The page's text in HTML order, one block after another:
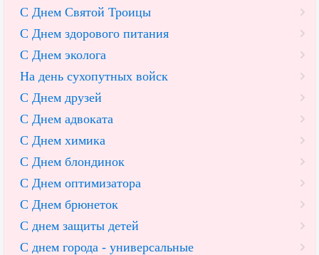
С Днем Святой Троицы
С Днем здорового питания
С Днем эколога
На день сухопутных войск
С Днем друзей
С Днем адвоката
С Днем химика
С Днем блондинок
С Днем оптимизатора
С Днем брюнеток
С днем защиты детей
С днем города - универсальные